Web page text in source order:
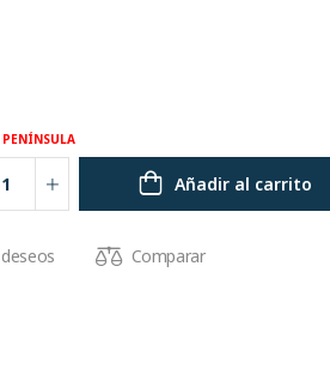
PENÍNSULA
Añadir al carrito
Comparar